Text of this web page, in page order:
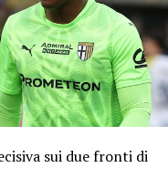
sui due fronti di